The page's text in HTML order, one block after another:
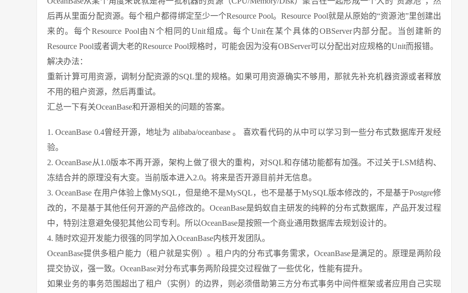
后再从里面分配资源。每个租户都得绑定至少一个Resource Pool。Resource Pool就是从原始的“资源池”里创建出
来的。每个Resource Pool由N个相同的Unit组成。每个Unit在某个具体的OBServer内部分配。当创建新的
Resource Pool或者调大老的Resource Pool规格时，可能会因为没有OBServer可以分配出对应规格的Unit而报错。
解决办法：
重新计算可用资源，调制分配资源的SQL里的规格。如果可用资源确实不够用，那就先补充机器资源或者释放
不用的租户资源，然后再重试。
汇总一下有关OceanBase和开源相关的问题的答案。
1. OceanBase 0.4曾经开源，地址为 alibaba/oceanbase 。 喜欢看代码的从中可以学习到一些分布式数据库开发经
验。
2. OceanBase从1.0版本不再开源，架构上做了很大的重构，对SQL和存储功能都有加强。不过关于LSM结构、
冻结合并的原理没有大变。当前版本进入2.0。将来是否开源目前并无信息。
3. OceanBase 在用户体验上像MySQL，但是绝不是MySQL，也不是基于MySQL版本修改的，不是基于Postgre修
改的，不是基于其他任何开源的产品修改的。OceanBase是蚂蚁自主研发的纯粹的分布式数据库，产品开发过程
中，特别注意避免侵犯其他公司专利。所以OceanBase是按照一个商业通用数据库去规划设计的。
4. 随时欢迎开发能力很强的同学加入OceanBase内核开发团队。
OceanBase提供多租户能力（租户就是实例）。租户内的分布式事务需求，OceanBase是满足的。原理是两阶段
提交协议，强一致。OceanBase对分布式事务两阶段提交过程做了一些优化，性能有提升。
如果业务的事务范围超出了租户（实例）的边界，则必须借助第三方分布式事务中间件框架或者应用自己实现